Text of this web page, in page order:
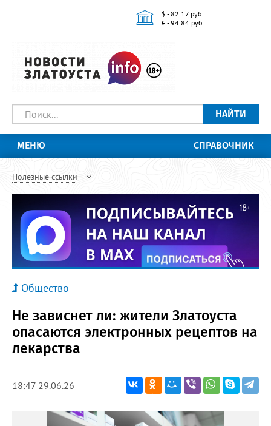
$ - 82.17 руб.
€ - 94.84 руб.
НАЙТИ
МЕНЮ СПРАВОЧНИК
Полезные ссылки
Общество
Не зависнет ли: жители Златоуста
опасаются электронных рецептов на
лекарства
18:47 29.06.26